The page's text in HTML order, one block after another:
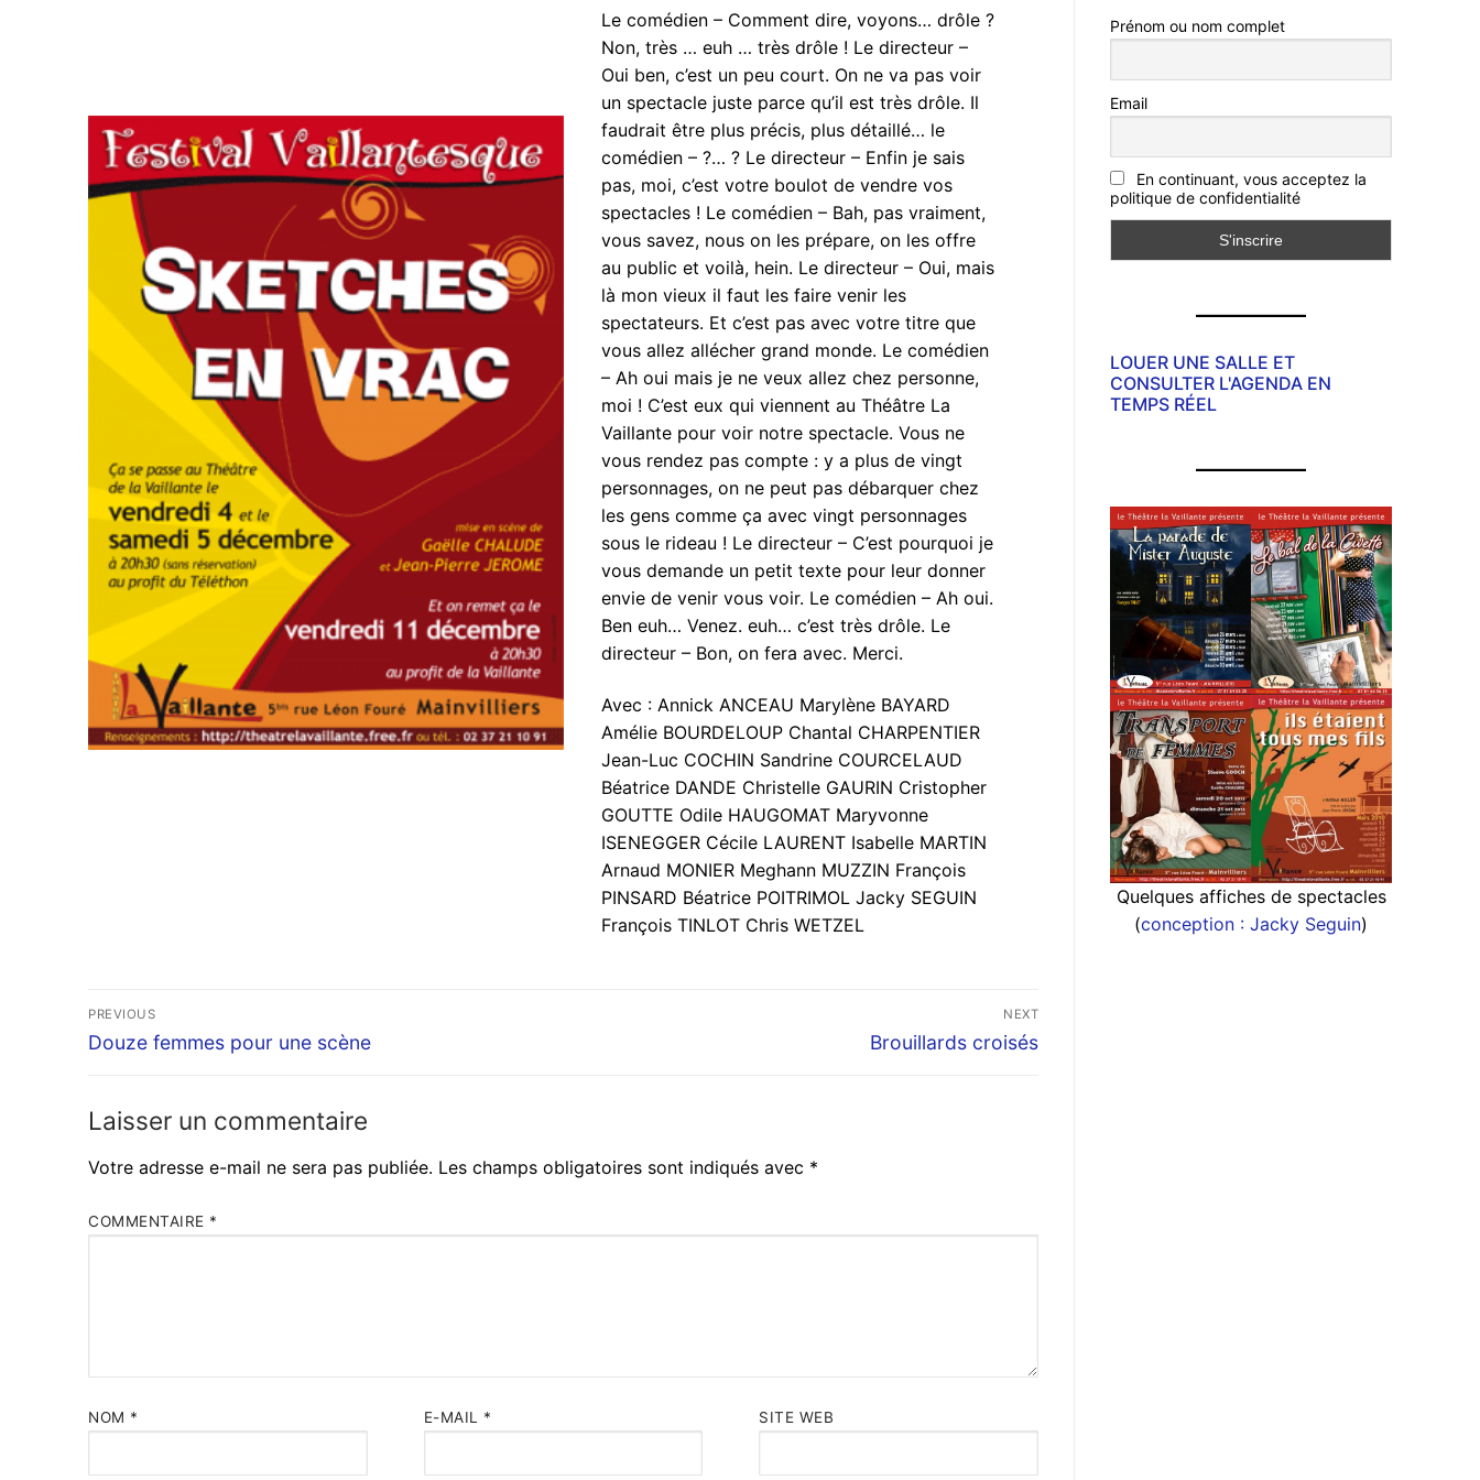
Le comédien – Comment dire, voyons… drôle ?
Non, très … euh … très drôle ! Le directeur –
Oui ben, c’est un peu court. On ne va pas voir
un spectacle juste parce qu’il est très drôle. Il
faudrait être plus précis, plus détaillé… le
comédien – ?… ? Le directeur – Enfin je sais
pas, moi, c’est votre boulot de vendre vos
spectacles ! Le comédien – Bah, pas vraiment,
vous savez, nous on les prépare, on les offre
au public et voilà, hein. Le directeur – Oui, mais
là mon vieux il faut les faire venir les
spectateurs. Et c’est pas avec votre titre que
vous allez allécher grand monde. Le comédien
– Ah oui mais je ne veux allez chez personne,
moi ! C’est eux qui viennent au Théâtre La
Vaillante pour voir notre spectacle. Vous ne
vous rendez pas compte : y a plus de vingt
personnages, on ne peut pas débarquer chez
les gens comme ça avec vingt personnages
sous le rideau ! Le directeur – C’est pourquoi je
vous demande un petit texte pour leur donner
envie de venir vous voir. Le comédien – Ah oui.
Ben euh… Venez. euh… c’est très drôle. Le
directeur – Bon, on fera avec. Merci.
Avec : Annick ANCEAU Marylène BAYARD
Amélie BOURDELOUP Chantal CHARPENTIER
Jean-Luc COCHIN Sandrine COURCELAUD
Béatrice DANDE Christelle GAURIN Cristopher
GOUTTE Odile HAUGOMAT Maryvonne
ISENEGGER Cécile LAURENT Isabelle MARTIN
Arnaud MONIER Meghann MUZZIN François
PINSARD Béatrice POITRIMOL Jacky SEGUIN
François TINLOT Chris WETZEL
Navigation
de
PREVIOUS
Previous
Douze femmes pour une scène
NEXT
Next
Brouillards croisés
Laisser un commentaire
Votre adresse e-mail ne sera pas publiée. Les champs obligatoires sont indiqués avec *
COMMENTAIRE *
NOM * E-MAIL * SITE WEB
Prénom ou nom complet
Email
En continuant, vous acceptez la
politique de confidentialité
LOUER UNE SALLE ET
CONSULTER L'AGENDA EN
TEMPS RÉEL
Quelques affiches de spectacles
(conception : Jacky Seguin)